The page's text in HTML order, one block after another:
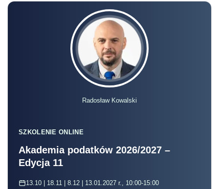
Radosław Kowalski
SZKOLENIE ONLINE
Akademia podatków 2026/2027 –
Edycja 11
13.10 | 18.11 | 8.12 | 13.01.2027 r., 10:00-15:00